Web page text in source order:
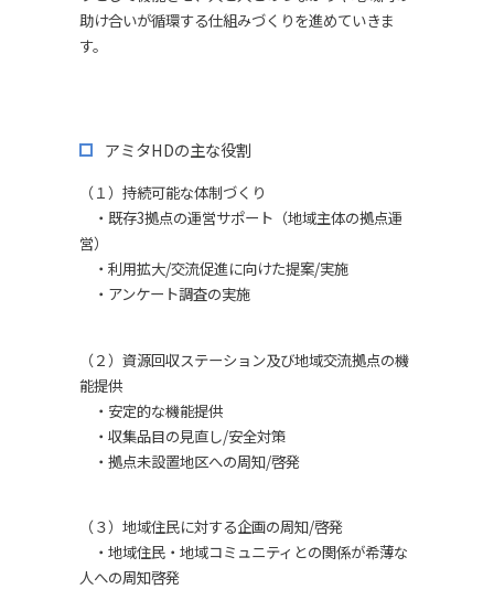
助け合いが循環する仕組みづくりを進めていきま
す。
アミタHDの主な役割
（１）持続可能な体制づくり
・既存3拠点の運営サポート（地域主体の拠点運
営）
・利用拡大/交流促進に向けた提案/実施
・アンケート調査の実施
（２）資源回収ステーション及び地域交流拠点の機
能提供
・安定的な機能提供
・収集品目の見直し/安全対策
・拠点未設置地区への周知/啓発
（３）地域住民に対する企画の周知/啓発
・地域住民・地域コミュニティとの関係が希薄な
人への周知啓発